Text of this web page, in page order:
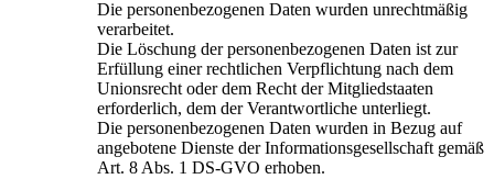
Die personenbezogenen Daten wurden unrechtmäßig
verarbeitet.
Die Löschung der personenbezogenen Daten ist zur
Erfüllung einer rechtlichen Verpflichtung nach dem
Unionsrecht oder dem Recht der Mitgliedstaaten
erforderlich, dem der Verantwortliche unterliegt.
Die personenbezogenen Daten wurden in Bezug auf
angebotene Dienste der Informationsgesellschaft gemäß
Art. 8 Abs. 1 DS-GVO erhoben.